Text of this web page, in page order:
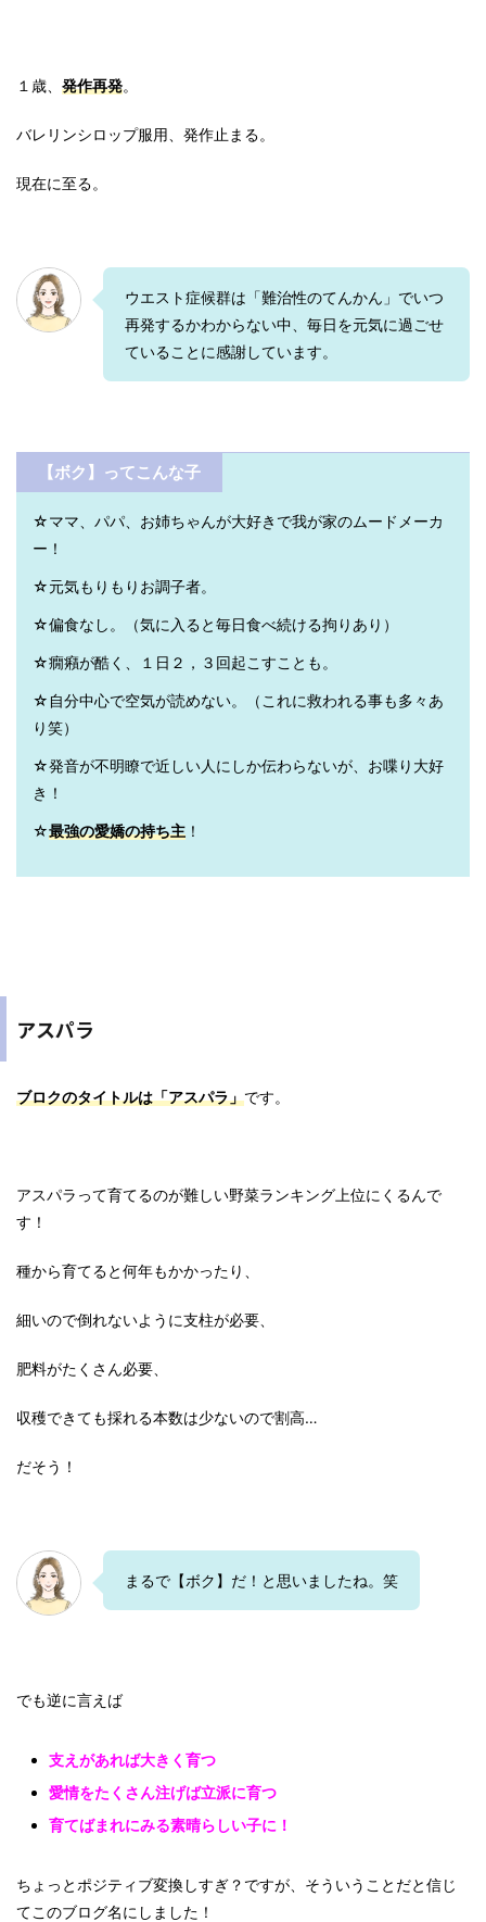
１歳、 発作再発。
バレリンシロップ服用、発作止まる。
現在に至る。
ウエスト症候群は「難治性のてんかん」でいつ
再発するかわからない中、毎日を元気に過ごせ
ていることに感謝しています。
【ボク】ってこんな子
☆ママ、パパ、お姉ちゃんが大好きで我が家のムードメーカ
ー！
☆元気もりもりお調子者。
☆偏食なし。（気に入ると毎日食べ続ける拘りあり）
☆癇癪が酷く、１日２，３回起こすことも。
☆自分中心で空気が読めない。（これに救われる事も多々あ
り笑）
☆発音が不明瞭で近しい人にしか伝わらないが、お喋り大好
き！
☆最強の愛嬌の持ち主 ！
アスパラ
ブロクのタイトルは「アスパラ」です。
アスパラって育てるのが難しい野菜ランキング上位にくるんで
す！
種から育てると何年もかかったり、
細いので倒れないように支柱が必要、
肥料がたくさん必要、
収穫できても採れる本数は少ないので割高…
だそう！
まるで【ボク】だ！と思いましたね。笑
でも逆に言えば
支えがあれば大きく育つ
愛情をたくさん注げば立派に育つ
育てばまれにみる素晴らしい子に！
ちょっとポジティブ変換しすぎ？ですが、そういうことだと信じ
てこのブログ名にしました！